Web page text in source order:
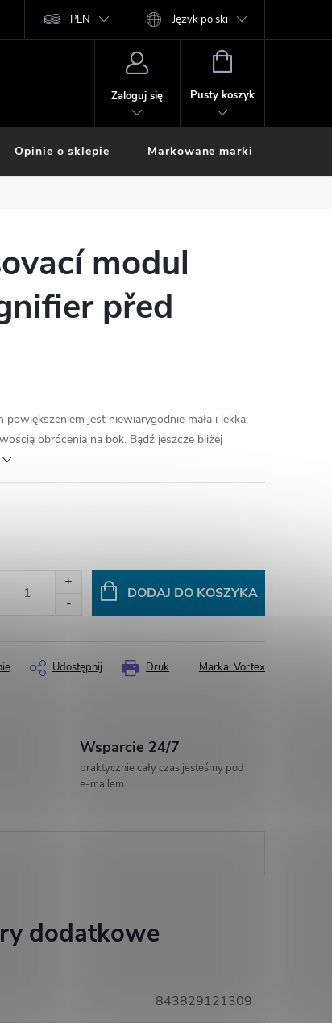
PLN Język polski
Zaloguj się
KOSZYK
Pusty koszyk
Opinie o sklepie Markowane marki
modul
před
jest niewiarygodnie mała i lekka,
obrócenia na bok. Bądź jeszcze bliżej
DODAJ DO KOSZYKA
Druk
Udostępnij Marka: Vortex
Wsparcie 24/7
praktycznie cały czas jesteśmy pod
e-mailem
dodatkowe
843829121309